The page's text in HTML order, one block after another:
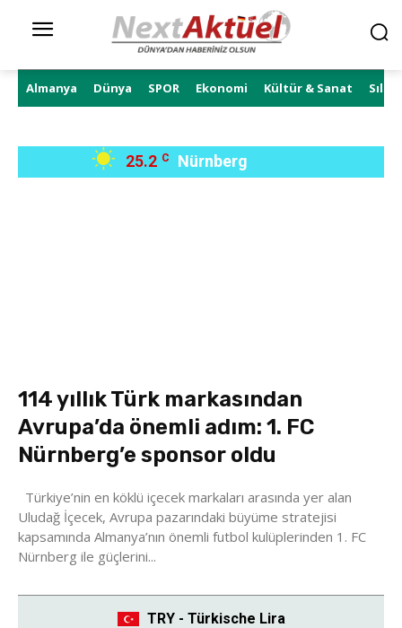
Almanya Dünya SPOR Ekonomi Kültür & Sanat Sıla
25.2 C Nürnberg
114 yıllık Türk markasından
Avrupa’da önemli adım: 1. FC
Nürnberg’e sponsor oldu
Uludağ İçecek, Avrupa pazarındaki büyüme stratejisi
kapsamında Almanya’nın önemli futbol kulüplerinden 1. FC
Nürnberg ile güçlerini...
TRY - Türkische Lira